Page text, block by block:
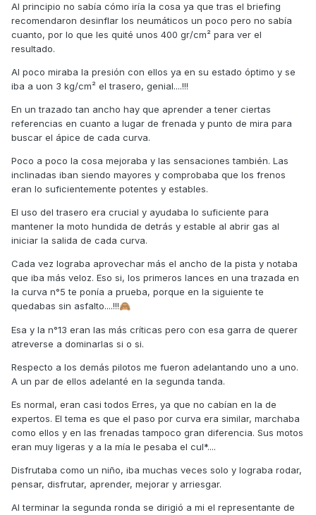
Al principio no sabía cómo iría la cosa ya que tras el briefing
recomendaron desinflar los neumáticos un poco pero no sabía
cuanto, por lo que les quité unos 400 gr/cm² para ver el
resultado.
Al poco miraba la presión con ellos ya en su estado óptimo y se
iba a uon 3 kg/cm² el trasero, genial....!!!
En un trazado tan ancho hay que aprender a tener ciertas
referencias en cuanto a lugar de frenada y punto de mira para
buscar el ápice de cada curva.
Poco a poco la cosa mejoraba y las sensaciones también. Las
inclinadas iban siendo mayores y comprobaba que los frenos
eran lo suficientemente potentes y estables.
El uso del trasero era crucial y ayudaba lo suficiente para
mantener la moto hundida de detrás y estable al abrir gas al
iniciar la salida de cada curva.
Cada vez lograba aprovechar más el ancho de la pista y notaba
que iba más veloz. Eso si, los primeros lances en una trazada en
la curva n°5 te ponía a prueba, porque en la siguiente te
quedabas sin asfalto....!!!🙈
Esa y la n°13 eran las más críticas pero con esa garra de querer
atreverse a dominarlas si o si.
Respecto a los demás pilotos me fueron adelantando uno a uno.
A un par de ellos adelanté en la segunda tanda.
Es normal, eran casi todos Erres, ya que no cabían en la de
expertos. El tema es que el paso por curva era similar, marchaba
como ellos y en las frenadas tampoco gran diferencia. Sus motos
eran muy ligeras y a la mía le pesaba el cul*....
Disfrutaba como un niño, iba muchas veces solo y lograba rodar,
pensar, disfrutar, aprender, mejorar y arriesgar.
Al terminar la segunda ronda se dirigió a mi el representante de